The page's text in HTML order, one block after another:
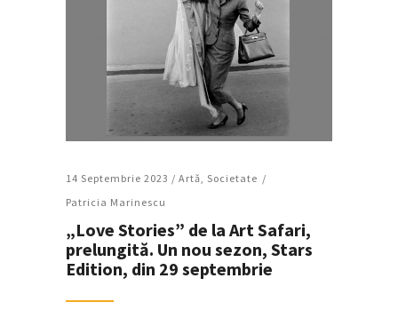
14 Septembrie 2023 / Artǎ, Societate
Patricia Marinescu
„Love Stories” de la Art Safari,
prelungită. Un nou sezon, Stars
Edition, din 29 septembrie